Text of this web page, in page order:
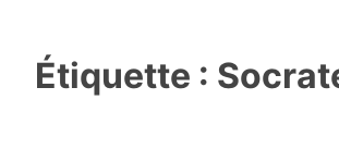
Étiquette :